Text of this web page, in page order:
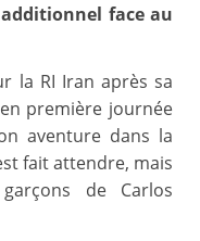
face au
la RI Iran après sa
première journée
aventure dans la
fait attendre, mais
de Carlos